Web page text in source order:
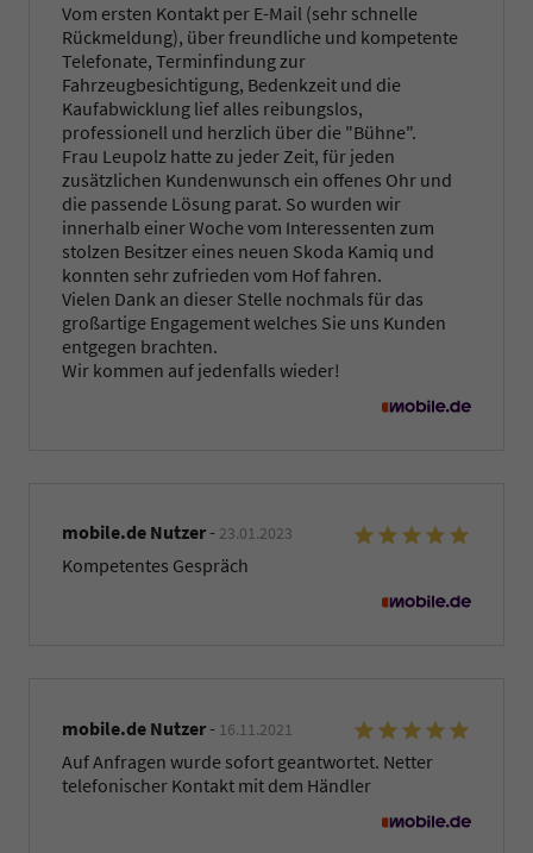
Vom ersten Kontakt per E-Mail (sehr schnelle
Rückmeldung), über freundliche und kompetente
Telefonate, Terminfindung zur
Fahrzeugbesichtigung, Bedenkzeit und die
Kaufabwicklung lief alles reibungslos,
professionell und herzlich über die "Bühne".
Frau Leupolz hatte zu jeder Zeit, für jeden
zusätzlichen Kundenwunsch ein offenes Ohr und
die passende Lösung parat. So wurden wir
innerhalb einer Woche vom Interessenten zum
stolzen Besitzer eines neuen Skoda Kamiq und
konnten sehr zufrieden vom Hof fahren.
Vielen Dank an dieser Stelle nochmals für das
großartige Engagement welches Sie uns Kunden
entgegen brachten.
Wir kommen auf jedenfalls wieder!
mobile.de Nutzer- 23.01.2023
Kompetentes Gespräch
mobile.de Nutzer- 16.11.2021
Auf Anfragen wurde sofort geantwortet. Netter
telefonischer Kontakt mit dem Händler